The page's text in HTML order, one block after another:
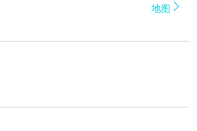
地图 